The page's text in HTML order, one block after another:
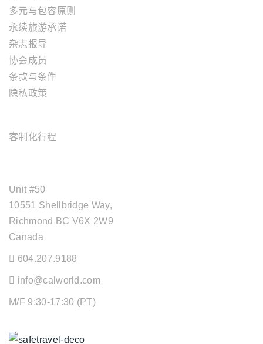
多元与包容原则
永续旅游承诺
杂志报导
协会成员
条款与条件
隐私政策
客制化行程
Unit #50
10551 Shellbridge Way,
Richmond BC V6X 2W9
Canada
604.207.9188
info@calworld.com
M/F 9:30-17:30 (PT)